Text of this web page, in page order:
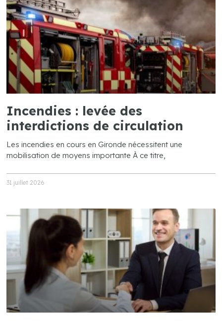
Incendies : levée des
interdictions de circulation
Les incendies en cours en Gironde nécessitent une
mobilisation de moyens importante À ce titre,
31 juillet 2026